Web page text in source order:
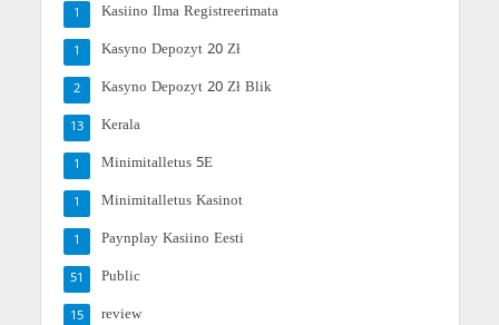
Kasiino Ilma Registreerimata
1
Kasyno Depozyt 20 Zł
1
Kasyno Depozyt 20 Zł Blik
2
Kerala
13
Minimitalletus 5E
1
Minimitalletus Kasinot
1
Paynplay Kasiino Eesti
1
Public
51
review
15